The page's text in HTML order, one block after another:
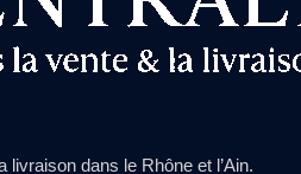
livraison dans le Rhône et l’Ain.